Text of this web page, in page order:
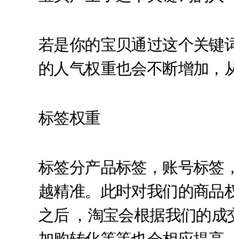
若是你的宝贝通过这个关键
的人气权重也会不断增加，
标签权重
标签分产品标签，账号标签
越精准。此时对我们的商品
之后 ，淘宝会根据我们的